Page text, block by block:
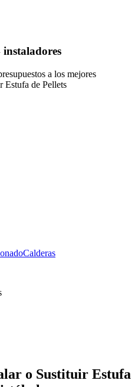
instaladores
a los mejores
Estufa de Pellets
Calderas
o Sustituir Estufa